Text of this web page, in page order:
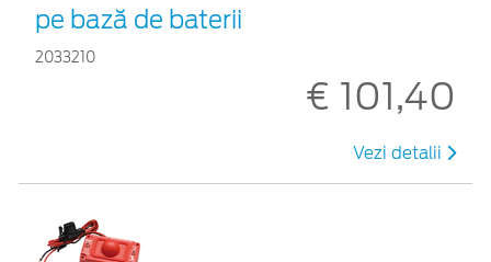
pe bază de baterii
2033210
€ 101,40
Vezi detalii